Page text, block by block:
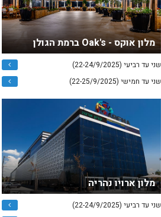
מלון אוקס - Oak's ברמת הגולן
שני עד רביעי (22-24/9/2025)
שני עד חמישי (22-25/9/2025)
מלון ארויו נהריה
שני עד רביעי (22-24/9/2025)